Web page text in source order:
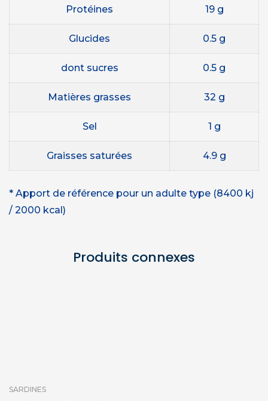
Protéines 19 g
Glucides 0.5 g
dont sucres 0.5 g
Matières grasses 32 g
Sel 1 g
Graisses saturées 4.9 g
* Apport de référence pour un adulte type (8400 kj
/ 2000 kcal)
Produits connexes
SARDINES